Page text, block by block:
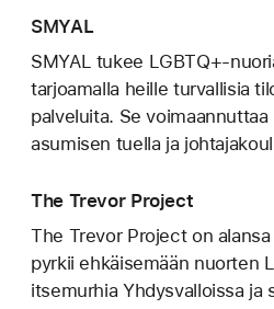
SMYAL
SMYAL tukee LGBTQ+-
tarjoamalla heille turvallisia
palveluita. Se
asumisen tuella ja
The Trevor Project
The Trevor Project on
pyrkii ehkäisemään nuorten
itsemurhia Yhdysvalloissa ja